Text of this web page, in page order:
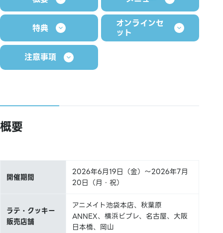
特典 オンラインセ
ット
注意事項
概要
開催期間
2026年6月19日（金）～2026年7月
20日（月・祝）
ラテ・クッキー
販売店舗
アニメイト池袋本店、秋葉原
ANNEX、横浜ビブレ、名古屋、大阪
日本橋、岡山